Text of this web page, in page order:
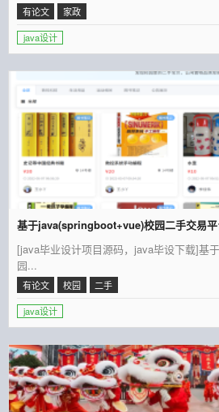
有论文 家政
java设计
基于java(springboot+vue)校园二手交易
[java毕业设计项目源码，java毕设下载]基
园...
有论文 校园 二手
java设计